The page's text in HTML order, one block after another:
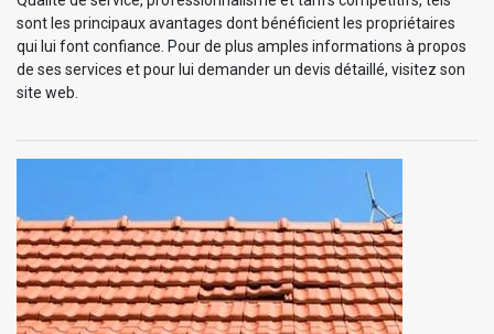
sont les principaux avantages dont bénéficient les propriétaires
qui lui font confiance. Pour de plus amples informations à propos
de ses services et pour lui demander un devis détaillé, visitez son
site web.